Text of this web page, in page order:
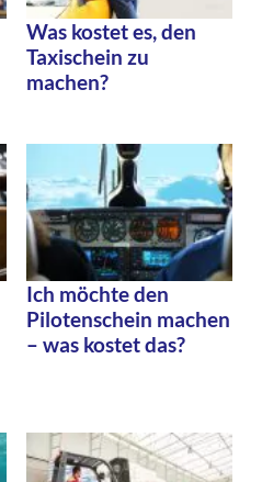
Was kostet es, den
Taxischein zu
machen?
Ich möchte den
Pilotenschein machen
– was kostet das?